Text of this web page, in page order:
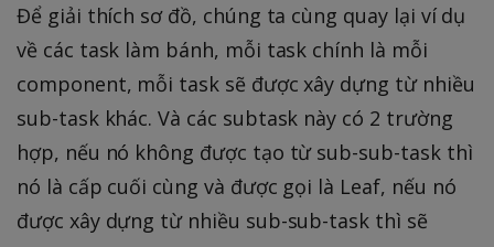
Để giải thích sơ đồ, chúng ta cùng quay lại ví dụ
về các task làm bánh, mỗi task chính là mỗi
component, mỗi task sẽ được xây dựng từ nhiều
sub-task khác. Và các subtask này có 2 trường
hợp, nếu nó không được tạo từ sub-sub-task thì
nó là cấp cuối cùng và được gọi là Leaf, nếu nó
được xây dựng từ nhiều sub-sub-task thì sẽ